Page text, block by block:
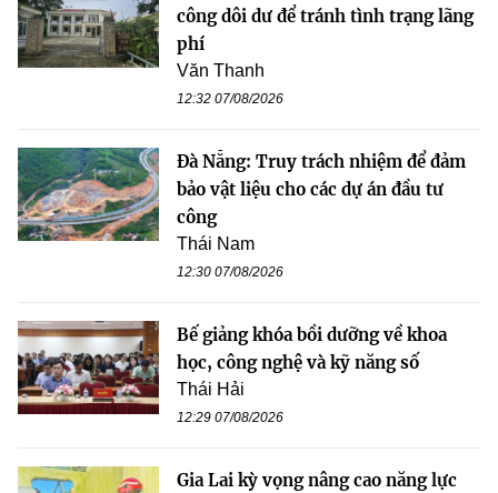
công dôi dư để tránh tình trạng lãng
phí
Văn Thanh
12:32 07/08/2026
Đà Nẵng: Truy trách nhiệm để đảm
bảo vật liệu cho các dự án đầu tư
công
Thái Nam
12:30 07/08/2026
Bế giảng khóa bồi dưỡng về khoa
học, công nghệ và kỹ năng số
Thái Hải
12:29 07/08/2026
Gia Lai kỳ vọng nâng cao năng lực